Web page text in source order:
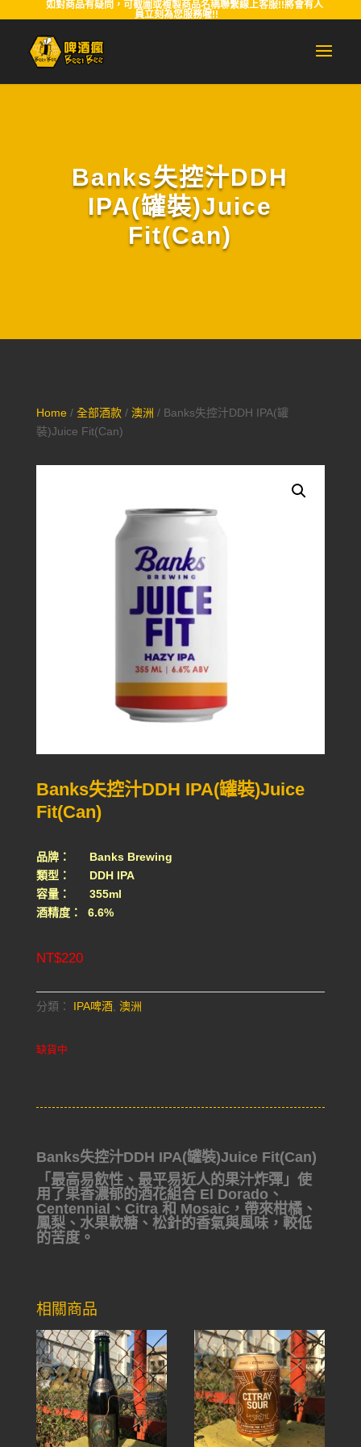
如對商品有疑問，可截圖或複製商品名稱聯繫線上客服!!將會有人
員立刻為您服務喔!!
Banks失控汁DDH
IPA(罐裝)Juice
Fit(Can)
Home/ 全部酒款/ 澳洲 / Banks失控汁DDH IPA(罐
裝)Juice Fit(Can)
Banks失控汁DDH IPA(罐裝)Juice
Fit(Can)
品牌： Banks Brewing
類型： DDH IPA
容量： 355ml
酒精度： 6.6%
NT$220
分類： IPA啤酒, 澳洲
缺貨中
Banks失控汁DDH IPA(罐裝)Juice Fit(Can)
「最高易飲性、最平易近人的果汁炸彈」使
用了果香濃郁的酒花組合 El Dorado、
Centennial、Citra 和 Mosaic，帶來柑橘、
鳳梨、水果軟糖、松針的香氣與風味，較低
的苦度。
相關商品